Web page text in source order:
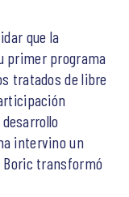
que la
primer programa
tratados de libre
intervino un
Boric transformó